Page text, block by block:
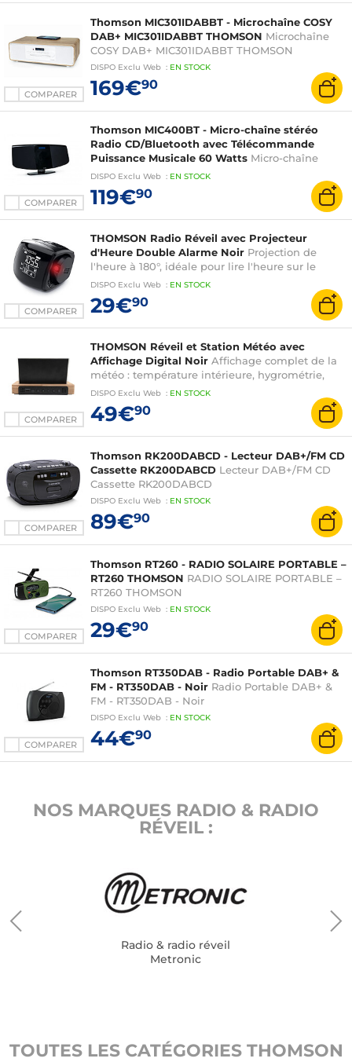
COMPARER
Thomson MIC301IDABBT - Microchaîne COSY
DAB+ MIC301IDABBT THOMSON Microchaîne
COSY DAB+ MIC301IDABBT THOMSON
DISPO Exclu Web : EN STOCK
169€90
COMPARER
Thomson MIC400BT - Micro-chaîne stéréo
Radio CD/Bluetooth avec Télécommande
Puissance Musicale 60 Watts Micro-chaîne
stéréo Radio CD/Bluetooth avec Télécommande
Puissance Musicale 60 Watts
DISPO Exclu Web : EN STOCK
119€90
COMPARER
THOMSON Radio Réveil avec Projecteur
d'Heure Double Alarme Noir Projection de
l'heure à 180°, idéale pour lire l'heure sur le
plafond ou le mur sans avoir à se tourner
DISPO Exclu Web : EN STOCK
29€90
COMPARER
THOMSON Réveil et Station Météo avec
Affichage Digital Noir Affichage complet de la
météo : température intérieure, hygrométrie,
prévisions météo locales et phases lunaires
DISPO Exclu Web : EN STOCK
49€90
COMPARER
Thomson RK200DABCD - Lecteur DAB+/FM CD
Cassette RK200DABCD Lecteur DAB+/FM CD
Cassette RK200DABCD
DISPO Exclu Web : EN STOCK
89€90
COMPARER
Thomson RT260 - RADIO SOLAIRE PORTABLE –
RT260 THOMSON RADIO SOLAIRE PORTABLE –
RT260 THOMSON
DISPO Exclu Web : EN STOCK
29€90
COMPARER
Thomson RT350DAB - Radio Portable DAB+ &
FM - RT350DAB - Noir Radio Portable DAB+ &
FM - RT350DAB - Noir
DISPO Exclu Web : EN STOCK
44€90
NOS MARQUES RADIO & RADIO
RÉVEIL :
Radio & radio réveil
Metronic
TOUTES LES CATÉGORIES THOMSON